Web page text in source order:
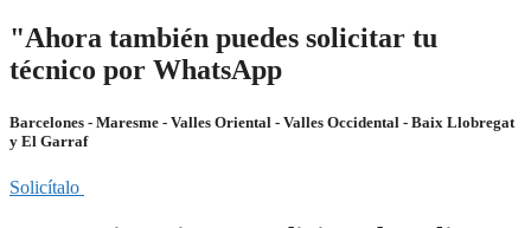
"Ahora también puedes solicitar tu
técnico por WhatsApp
Barcelones - Maresme - Valles Oriental - Valles Occidental - Baix Llobregat
y El Garraf
Solicítalo